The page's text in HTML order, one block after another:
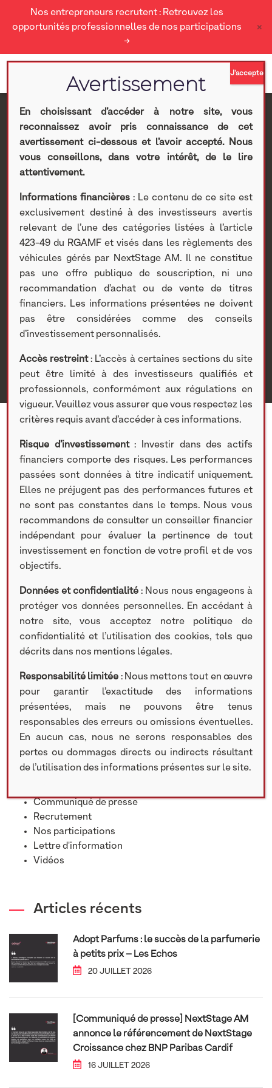
Nos entrepreneurs recrutent : Retrouvez les
opportunités professionnelles de nos participations
→
×
HYPERLOOP entre au
capital de GAUSSIN au
prix de 9,91 euros par
action pour un montant
de 885 032 euros
Nextstage AM>Actualités Nextstage AM>Nos
participations>Investissements cotés> Divers>
HYPERLOOP entre au capital de GAUSSIN au prix de 9,91
14 OCTOBRE 2020
Participation concernée :
Gaussin
TÉLÉCHARGER LE DOCUMENT
Partager cet article
Rechercher
Search
Catégories
Communiqué de presse
Recrutement
Nos participations
Lettre d'information
Vidéos
Articles récents
Adopt Parfums : le succès de la parfumerie
à petits prix – Les Echos
20 JUILLET 2026
[Communiqué de presse] NextStage AM
annonce le référencement de NextStage
Croissance chez BNP Paribas Cardif
16 JUILLET 2026
En choisissant d’accéder à notre site, vous
reconnaissez avoir pris connaissance de cet
avertissement ci-dessous et l’avoir accepté. Nous
vous conseillons, dans votre intérêt, de le lire
attentivement.
Informations financières : Le contenu de ce site est
exclusivement destiné à des investisseurs avertis
relevant de l’une des catégories listées à l’article
423-49 du RGAMF et visés dans les règlements des
véhicules gérés par NextStage AM. Il ne constitue
pas une offre publique de souscription, ni une
recommandation d’achat ou de vente de titres
financiers. Les informations présentées ne doivent
pas être considérées comme des conseils
d’investissement personnalisés.
Accès restreint: L’accès à certaines sections du site
peut être limité à des investisseurs qualifiés et
professionnels, conformément aux régulations en
vigueur. Veuillez vous assurer que vous respectez les
critères requis avant d’accéder à ces informations.
Risque d’investissement: Investir dans des actifs
financiers comporte des risques. Les performances
passées sont données à titre indicatif uniquement.
Elles ne préjugent pas des performances futures et
ne sont pas constantes dans le temps. Nous vous
recommandons de consulter un conseiller financier
indépendant pour évaluer la pertinence de tout
investissement en fonction de votre profil et de vos
objectifs.
Données et confidentialité : Nous nous engageons à
protéger vos données personnelles. En accédant à
notre site, vous acceptez notre politique de
confidentialité et l’utilisation des cookies, tels que
décrits dans nos mentions légales.
Responsabilité limitée : Nous mettons tout en œuvre
pour garantir l’exactitude des informations
présentées, mais ne pouvons être tenus
responsables des erreurs ou omissions éventuelles.
En aucun cas, nous ne serons responsables des
pertes ou dommages directs ou indirects résultant
de l’utilisation des informations présentes sur le site.